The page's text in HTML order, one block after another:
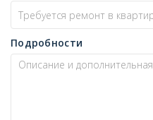
Подробности